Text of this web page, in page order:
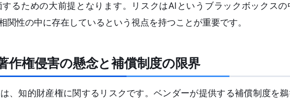
るための大前提となります。リスクはAIというブラックボックス
関性の中に存在しているという視点を持つことが重要です。
作権侵害の懸念と補償制度の限界
、知的財産権に関するリスクです。ベンダーが提供する補償制度を